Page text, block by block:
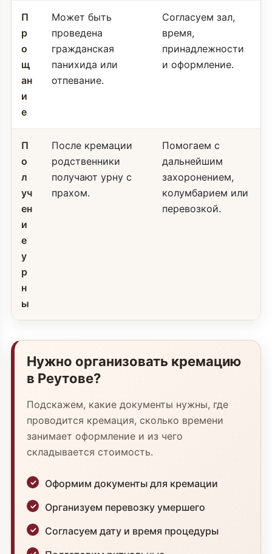
П
р
о
щ
ан
и
е
Может быть
проведена
гражданская
панихида или
отпевание.
Согласуем зал,
время,
принадлежности
и оформление.
П
о
л
уч
ен
и
е
у
р
н
ы
После кремации
родственники
получают урну с
прахом.
Помогаем с
дальнейшим
захоронением,
колумбарием или
перевозкой.
Нужно организовать кремацию
в Реутове?
Подскажем, какие документы нужны, где
проводится кремация, сколько времени
занимает оформление и из чего
складывается стоимость.
Оформим документы для кремации
Организуем перевозку умершего
Согласуем дату и время процедуры